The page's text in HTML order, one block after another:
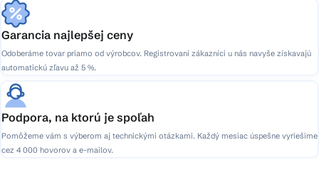
Garancia najlepšej ceny
Odoberáme tovar priamo od výrobcov. Registrovaní zákazníci u nás navyše získavajú
automatickú zľavu až 5 %.
Podpora, na ktorú je spoľah
Pomôžeme vám s výberom aj technickými otázkami. Každý mesiac úspešne vyriešime
cez 4 000 hovorov a e-mailov.